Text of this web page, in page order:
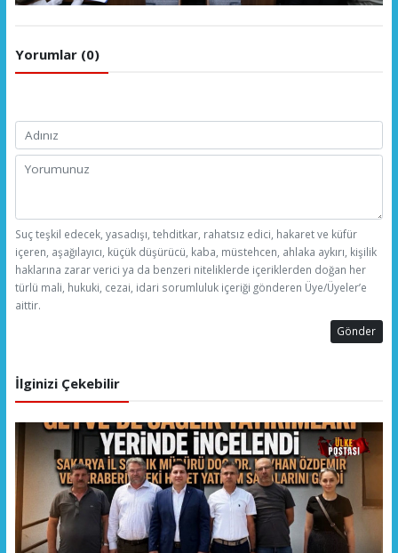
Yorumlar (0)
Suç teşkil edecek, yasadışı, tehditkar, rahatsız edici, hakaret ve küfür
içeren, aşağılayıcı, küçük düşürücü, kaba, müstehcen, ahlaka aykırı, kişilik
haklarına zarar verici ya da benzeri niteliklerde içeriklerden doğan her
türlü mali, hukuki, cezai, idari sorumluluk içeriği gönderen Üye/Üyeler’e
aittir.
Gönder
İlginizi Çekebilir